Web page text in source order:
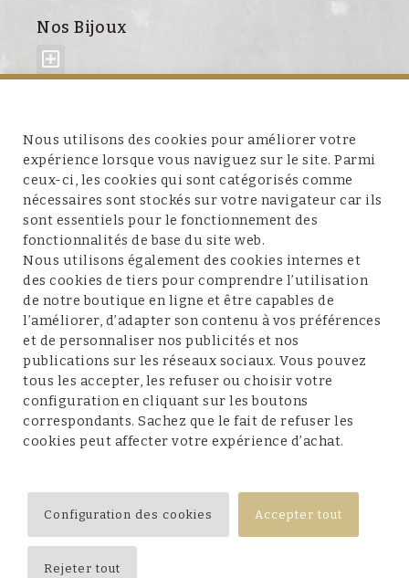
Nos Bijoux
À propos de nous
Service client
Conditions et mentions légales
Nous utilisons des cookies pour améliorer votre
expérience lorsque vous naviguez sur le site. Parmi
ceux-ci, les cookies qui sont catégorisés comme
nécessaires sont stockés sur votre navigateur car ils
sont essentiels pour le fonctionnement des
fonctionnalités de base du site web.
Nous utilisons également des cookies internes et
des cookies de tiers pour comprendre l’utilisation
de notre boutique en ligne et être capables de
l’améliorer, d’adapter son contenu à vos préférences
et de personnaliser nos publicités et nos
publications sur les réseaux sociaux. Vous pouvez
tous les accepter, les refuser ou choisir votre
configuration en cliquant sur les boutons
correspondants. Sachez que le fait de refuser les
cookies peut affecter votre expérience d’achat.
Configuration des cookies Accepter tout
Rejeter tout